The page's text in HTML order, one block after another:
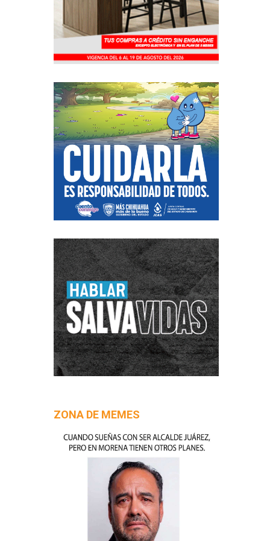
ZONA DE MEMES